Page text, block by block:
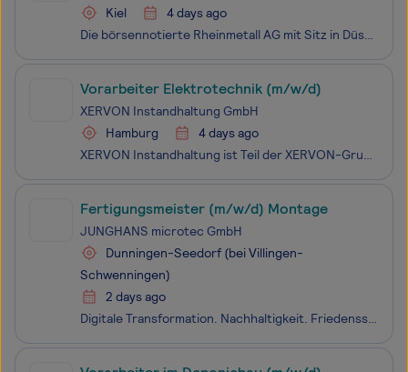
Kiel
4 days ago
Die börsennotierte Rheinmetall AG mit Sitz in Düsseldorf steht als integrierter Technologiekonzern für ein ebenso substanzstarkes wie international erfolgreiches Unternehmen. Als domänenübergreifendes Systemhaus der Sicherheits- und Verteidigungsindustrie bieten wir ein innovatives Produkt- und Leis
Vorarbeiter Elektrotechnik (m/w/d)
XERVON Instandhaltung GmbH
Hamburg
4 days ago
XERVON Instandhaltung ist Teil der XERVON-Gruppe und ein hochspezialisierter Full-Service-Dienstleister für Kunden aus Chemie, Petrochemie und Energiewirtschaft. Das Angebot umfasst Reparatur, Wartung und Instandsetzung von Anlagen, Planung und Projektierung EMSR-technischer Systeme sowie Infrastruk
Fertigungsmeister (m/w/d) Montage
JUNGHANS microtec GmbH
Dunningen-Seedorf (bei Villingen-
Schwenningen)
2 days ago
Digitale Trans­formation. Nach­haltig­keit. Friedens­sicherung. Spannende Aufgaben, an denen auch wir bei Diehl in unseren fünf Teil­konzernen Metall, Controls, Defence, Aviation und Metering und unsere über 16.000 Mit­arbeiter­innen und Mit­arbeiter mit Hochdruck arbeiten. Entdecken Sie faszinieren